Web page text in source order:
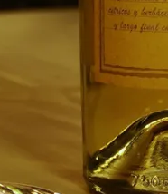
Bebés